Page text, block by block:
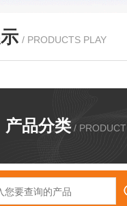
/ PRODUCTS PLAY
产品分类 / PRODUCT